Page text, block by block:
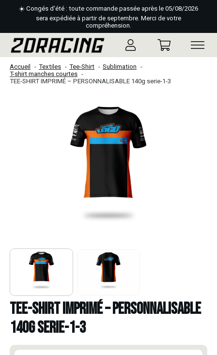
☀️ Congés d'été : toute commande passée après le 05/08/2026
sera expédiée à partir de septembre. Merci de votre
compréhension.
Accueil Textiles Tee-Shirt
Sublimation
T-shirt manches courtes
TEE-SHIRT IMPRIMÉ – PERSONNALISABLE 140g serie-1-3
TEE-SHIRT IMPRIMÉ – PERSONNALISABLE
140g serie-1-3